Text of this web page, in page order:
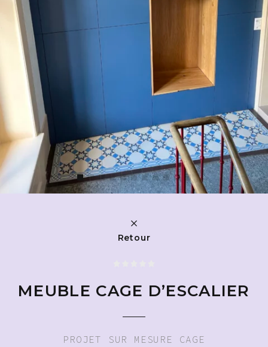
Retour
MEUBLE CAGE D’ESCALIER
PROJET SUR MESURE CAGE